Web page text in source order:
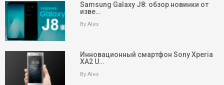
Samsung Galaxy J8: обзор новинки от
изве…
By Alex
Инновационный смартфон Sony Xperia
XA2 U…
By Alex